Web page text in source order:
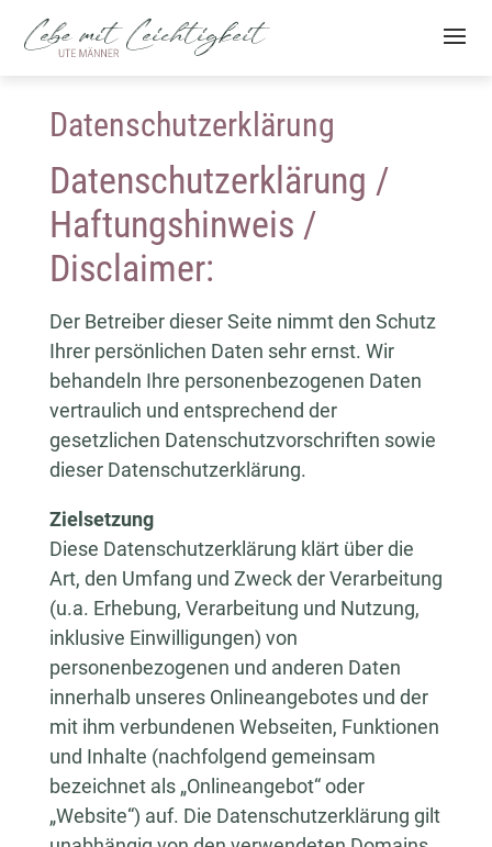
Datenschutzerklärung
Datenschutzerklärung /
Haftungshinweis /
Disclaimer:
Der Betreiber dieser Seite nimmt den Schutz
Ihrer persönlichen Daten sehr ernst. Wir
behandeln Ihre personenbezogenen Daten
vertraulich und entsprechend der
gesetzlichen Datenschutzvorschriften sowie
dieser Datenschutzerklärung.
Zielsetzung
Diese Datenschutzerklärung klärt über die
Art, den Umfang und Zweck der Verarbeitung
(u.a. Erhebung, Verarbeitung und Nutzung,
inklusive Einwilligungen) von
personenbezogenen und anderen Daten
innerhalb unseres Onlineangebotes und der
mit ihm verbundenen Webseiten, Funktionen
und Inhalte (nachfolgend gemeinsam
bezeichnet als „Onlineangebot“ oder
„Website“) auf. Die Datenschutzerklärung gilt